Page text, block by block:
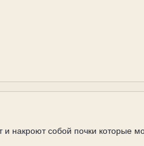
накроют собой почки которые